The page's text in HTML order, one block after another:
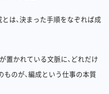
は、決まった手順をなぞれば成
置かれている文脈に、どれだけ
ものが、編成という仕事の本質